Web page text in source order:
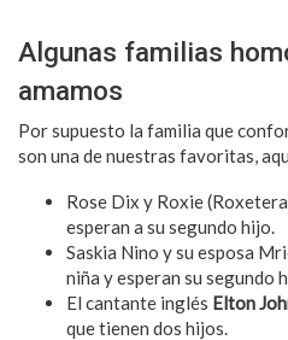
Algunas familias
amamos
Por supuesto la familia que
son una de nuestras favoritas,
Rose Dix y Roxie
esperan a su segundo hijo.
Saskia Nino y su esposa
niña y esperan su segundo
El cantante inglés Elton
que tienen dos hijos.